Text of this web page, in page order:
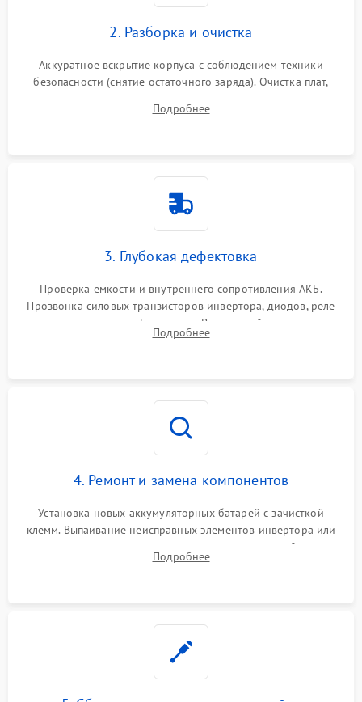
2. Разборка и очистка
Аккуратное вскрытие корпуса с соблюдением техники
безопасности (снятие остаточного заряда). Очистка плат,
и кистей для предотвращения перегрева и замыканий.
Подробнее
3. Глубокая дефектовка
Проверка емкости и внутреннего сопротивления АКБ.
Прозвонка силовых транзисторов инвертора, диодов, реле
переключения и трансформатора. Визуальный поиск вздутых
конденсаторов и прогаров на печатной плате.
Подробнее
4. Ремонт и замена компонентов
Установка новых аккумуляторных батарей с зачисткой
клемм. Выпаивание неисправных элементов инвертора или
цепи зарядки и монтаж новых радиодеталей.
Восстановление поврежденных токоведущих дорожек и
Подробнее